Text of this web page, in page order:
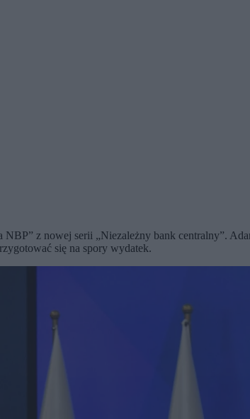
z nowej serii „Niezależny bank centralny”.
się na spory wydatek.